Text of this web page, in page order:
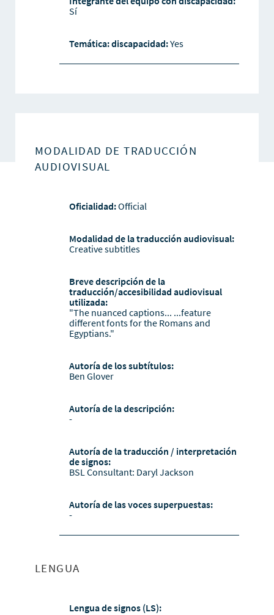
Sí
Temática: discapacidad:Yes
MODALIDAD DE TRADUCCIÓN
AUDIOVISUAL
Oficialidad:Official
Modalidad de la traducción audiovisual:
Creative subtitles
Breve descripción de la
traducción/accesibilidad audiovisual
utilizada:
"The nuanced captions... ...feature
different fonts for the Romans and
Egyptians."
Autoría de los subtítulos:
Ben Glover
Autoría de la descripción:
-
Autoría de la traducción / interpretación
de signos:
BSL Consultant: Daryl Jackson
Autoría de las voces superpuestas:
-
LENGUA
Lengua de signos (LS):